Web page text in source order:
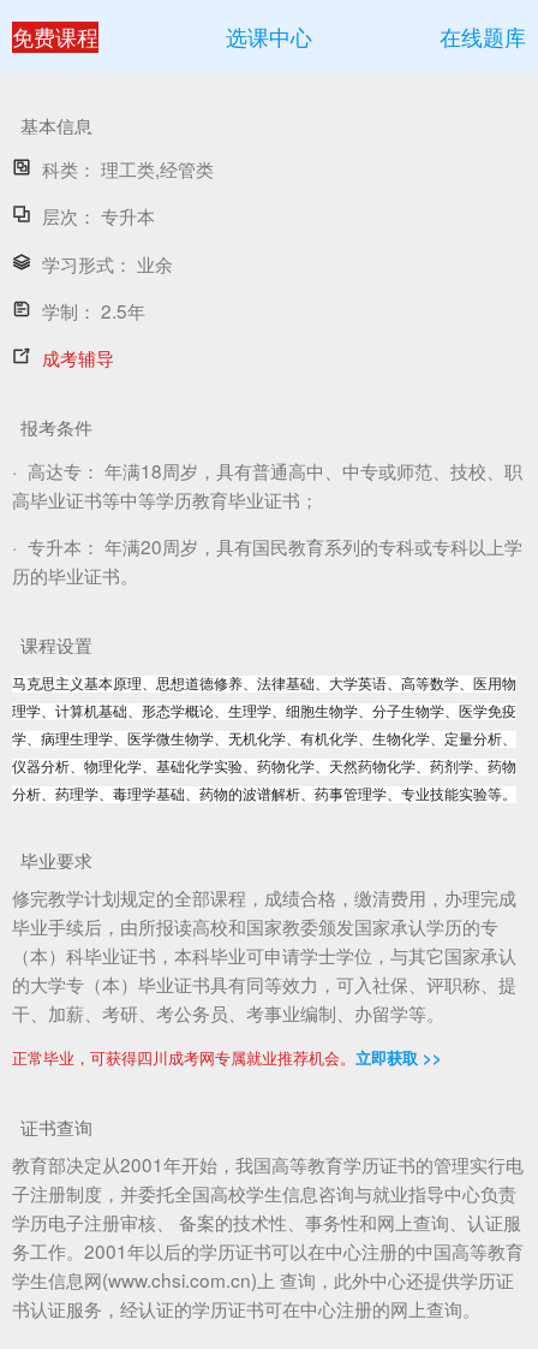
免费课程
选课中心 在线题库
基本信息
科类： 理工类,经管类
层次： 专升本
学习形式： 业余
学制： 2.5年
成考辅导
报考条件
· 高达专： 年满18周岁，具有普通高中、中专或师范、技校、职
高毕业证书等中等学历教育毕业证书；
· 专升本： 年满20周岁，具有国民教育系列的专科或专科以上学
历的毕业证书。
课程设置
马克思主义基本原理、思想道德修养、法律基础、大学英语、高等数学、医用物
理学、计算机基础、形态学概论、生理学、细胞生物学、分子生物学、医学免疫
学、病理生理学、医学微生物学、无机化学、有机化学、生物化学、定量分析、
仪器分析、物理化学、基础化学实验、药物化学、天然药物化学、药剂学、药物
分析、药理学、毒理学基础、药物的波谱解析、药事管理学、专业技能实验等。
毕业要求
修完教学计划规定的全部课程，成绩合格，缴清费用，办理完成
毕业手续后，由所报读高校和国家教委颁发国家承认学历的专
（本）科毕业证书，本科毕业可申请学士学位，与其它国家承认
的大学专（本）毕业证书具有同等效力，可入社保、评职称、提
干、加薪、考研、考公务员、考事业编制、办留学等。
正常毕业，可获得四川成考网专属就业推荐机会。 立即获取 >>
证书查询
教育部决定从2001年开始，我国高等教育学历证书的管理实行电
子注册制度，并委托全国高校学生信息咨询与就业指导中心负责
学历电子注册审核、 备案的技术性、事务性和网上查询、认证服
务工作。2001年以后的学历证书可以在中心注册的中国高等教育
学生信息网(www.chsi.com.cn)上 查询，此外中心还提供学历证
书认证服务，经认证的学历证书可在中心注册的网上查询。